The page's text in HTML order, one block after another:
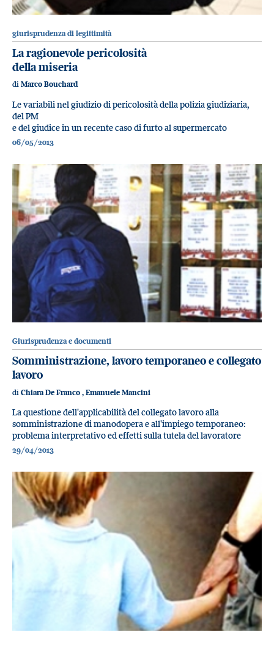
giurisprudenza di legittimità
La ragionevole pericolosità
della miseria
di Marco Bouchard
Le variabili nel giudizio di pericolosità della polizia giudiziaria,
del PM
e del giudice in un recente caso di furto al supermercato
06/05/2013
Giurisprudenza e documenti
Somministrazione, lavoro temporaneo e collegato
lavoro
di Chiara De Franco , Emanuele Mancini
La questione dell'applicabilità del collegato lavoro alla
somministrazione di manodopera e all'impiego temporaneo:
problema interpretativo ed effetti sulla tutela del lavoratore
29/04/2013